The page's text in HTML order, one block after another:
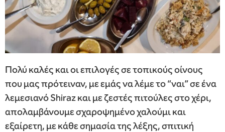
Πολύ καλές και οι επιλογές σε τοπικούς οίνους
που μας πρότειναν, με εμάς να λέμε το “ναι” σε ένα
λεμεσιανό Shiraz και με ζεστές πιτούλες στο χέρι,
απολαμβάνουμε σχαροψημένο χαλούμι και
εξαίρετη, με κάθε σημασία της λέξης, σπιτική